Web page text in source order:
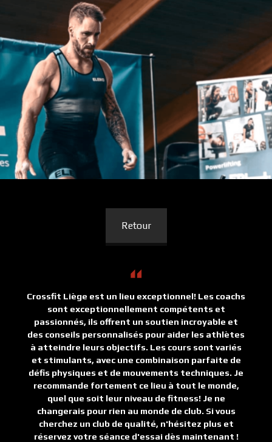
Retour
Crossfit Liège est un lieu exceptionnel! Les coachs
sont exceptionnellement compétents et
passionnés, ils offrent un soutien incroyable et
des conseils personnalisés pour aider les athlètes
à atteindre leurs objectifs. Les cours sont variés
et stimulants, avec une combinaison parfaite de
défis physiques et de mouvements techniques. Je
recommande fortement ce lieu à tout le monde,
quel que soit leur niveau de fitness! Je ne
changerais pour rien au monde de club. Si vous
cherchez un club de qualité, n'hésitez plus et
réservez votre séance d'essai dès maintenant !